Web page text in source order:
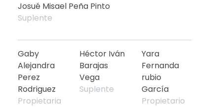
Josué Misael Peña Pinto
Suplente
Gaby
Alejandra
Perez
Rodriguez
Propietaria
Héctor Iván
Barajas
Vega
Suplente
Yara
Fernanda
rubio
García
Propietario